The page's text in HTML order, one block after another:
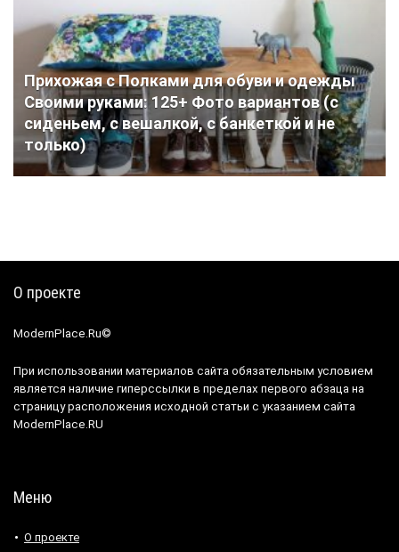
Прихожая с Полками для обуви и одежды
Своими руками: 125+ Фото вариантов (с
сиденьем, с вешалкой, с банкеткой и не
только)
О проекте
ModernPlace.Ru©
При использовании материалов сайта обязательным условием
является наличие гиперссылки в пределах первого абзаца на
страницу расположения исходной статьи с указанием сайта
ModernPlace.RU
Меню
О проекте